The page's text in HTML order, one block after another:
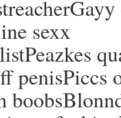
sexx
penisPiccs